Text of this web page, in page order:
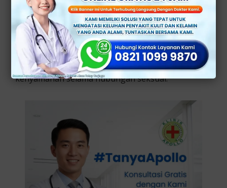
Vaginitis dapat memiliki dampak negatif pada
kesehatan seksual, baik jangka pendek maupun
jangka panjang. Hal pertama adalah yang akan di
rasakan adalah perubahan dalam sekresi vagina
dan kelembaban, yang juga dapat mempengaruhi
kenyamanan selama hubungan seksual.